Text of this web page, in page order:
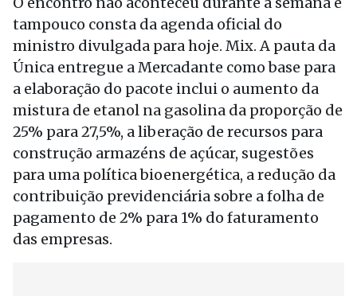
tampouco consta da agenda oficial do
ministro divulgada para hoje. Mix. A pauta da
Única entregue a Mercadante como base para
a elaboração do pacote inclui o aumento da
mistura de etanol na gasolina da proporção de
25% para 27,5%, a liberação de recursos para
construção armazéns de açúcar, sugestões
para uma política bioenergética, a redução da
contribuição previdenciária sobre a folha de
pagamento de 2% para 1% do faturamento
das empresas.